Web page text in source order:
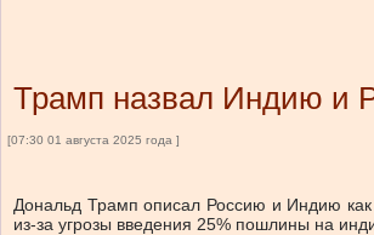
Трамп назвал Индию и
[07:30 01 августа 2025 года ]
Дональд Трамп описал Россию и Индию как
из-за угрозы введения 25% пошлины на